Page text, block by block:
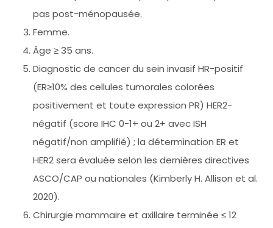
pas post-ménopausée.
Femme.
Âge ≥ 35 ans.
Diagnostic de cancer du sein invasif HR-positif
(ER≥10% des cellules tumorales colorées
positivement et toute expression PR) HER2-
négatif (score IHC 0-1+ ou 2+ avec ISH
négatif/non amplifié) ; la détermination ER et
HER2 sera évaluée selon les dernières directives
ASCO/CAP ou nationales (Kimberly H. Allison et al.
2020).
Chirurgie mammaire et axillaire terminée ≤ 12